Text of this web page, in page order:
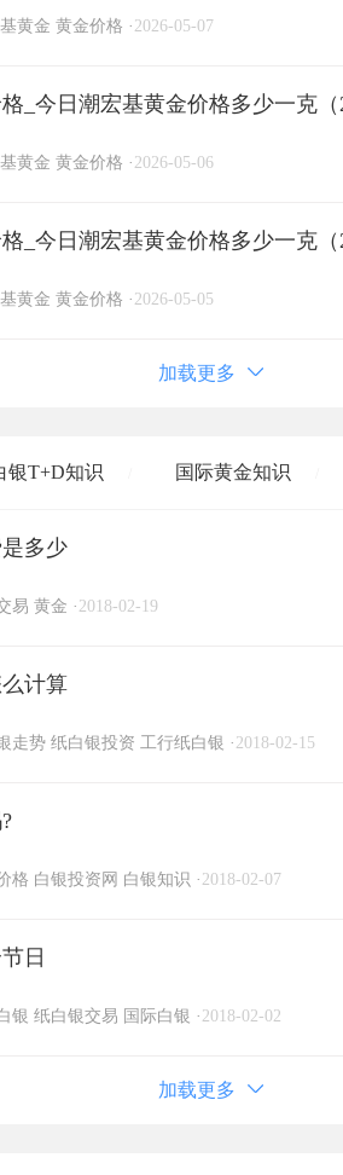
黄金 黄金价格 · 2026-05-07
_今日潮宏基黄金价格多少一克（
黄金 黄金价格 · 2026-05-06
_今日潮宏基黄金价格多少一克（
黄金 黄金价格 · 2026-05-05
加载更多
银T+D知识 国际黄金知识
粤贵银知识
多少
易 黄金 · 2018-02-19
计算
走势 纸白银投资 工行纸白银 · 2018-02-15
格 白银投资网 白银知识 · 2018-02-07
日
银 纸白银交易 国际白银 · 2018-02-02
加载更多